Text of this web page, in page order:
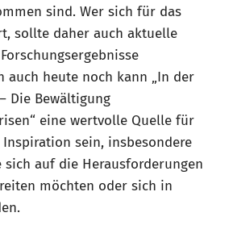
sind. Wer sich für das
sollte daher auch aktuelle
auch heute noch kann „In der
Die Bewältigung
eine wertvolle Quelle für
sein, insbesondere
sich auf die Herausforderungen
möchten oder sich in